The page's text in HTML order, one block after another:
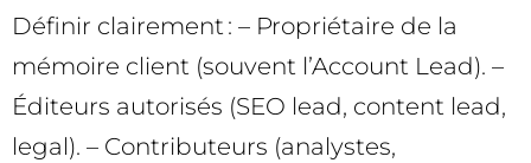
Définir clairement : – Propriétaire de la
mémoire client (souvent l’Account Lead). –
Éditeurs autorisés (SEO lead, content lead,
legal). – Contributeurs (analystes,